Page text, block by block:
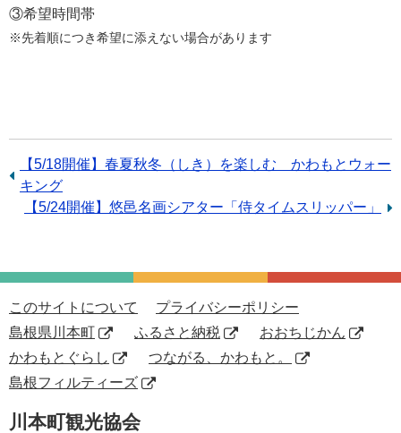
③希望時間帯
※先着順につき希望に添えない場合があります
前
の
【5/18開催】春夏秋冬（しき）を楽しむ かわもとウォー
キング
次
事：
【5/24開催】悠邑名画シアター「侍タイムスリッパー」
このサイトについて
プライバシーポリシー
島根県川本町
ふるさと納税
おおちじかん
かわもとぐらし
つながる、かわもと。
島根フィルティーズ
川本町観光協会